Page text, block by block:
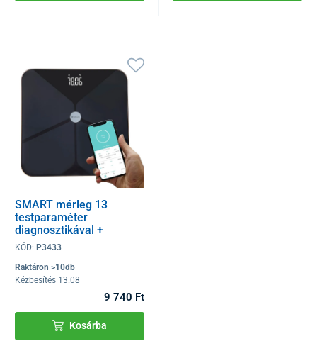
SMART mérleg 13
testparaméter
diagnosztikával +
Bluetooth és mobil
KÓD: P3433
Raktáron >10db
Kézbesítés 13.08
9 740 Ft
Kosárba